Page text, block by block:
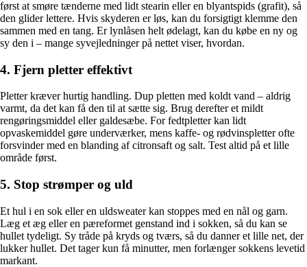
først at smøre tænderne med lidt stearin eller en blyantspids (grafit), så
den glider lettere. Hvis skyderen er løs, kan du forsigtigt klemme den
sammen med en tang. Er lynlåsen helt ødelagt, kan du købe en ny og
sy den i – mange syvejledninger på nettet viser, hvordan.
4. Fjern pletter effektivt
Pletter kræver hurtig handling. Dup pletten med koldt vand – aldrig
varmt, da det kan få den til at sætte sig. Brug derefter et mildt
rengøringsmiddel eller galdesæbe. For fedtpletter kan lidt
opvaskemiddel gøre underværker, mens kaffe- og rødvinspletter ofte
forsvinder med en blanding af citronsaft og salt. Test altid på et lille
område først.
5. Stop strømper og uld
Et hul i en sok eller en uldsweater kan stoppes med en nål og garn.
Læg et æg eller en pæreformet genstand ind i sokken, så du kan se
hullet tydeligt. Sy tråde på kryds og tværs, så du danner et lille net, der
lukker hullet. Det tager kun få minutter, men forlænger sokkens levetid
markant.